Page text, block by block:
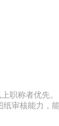
职称者优先
审核能力，